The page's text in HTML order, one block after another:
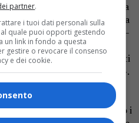
tutto completati. «Manca
del Pissone, il rettilineo tra la
a livello automatico –
Anche per queste aree
che si tratta di interventi
si registrano incidenti».
raggiunti fino ad ora,
desidera fare dei
in particolar modo i
partner.
i tuoi dati personali sulla
quale puoi opporti gestendo
un link in fondo a questa
gestire o revocare il consenso
e dei cookie.